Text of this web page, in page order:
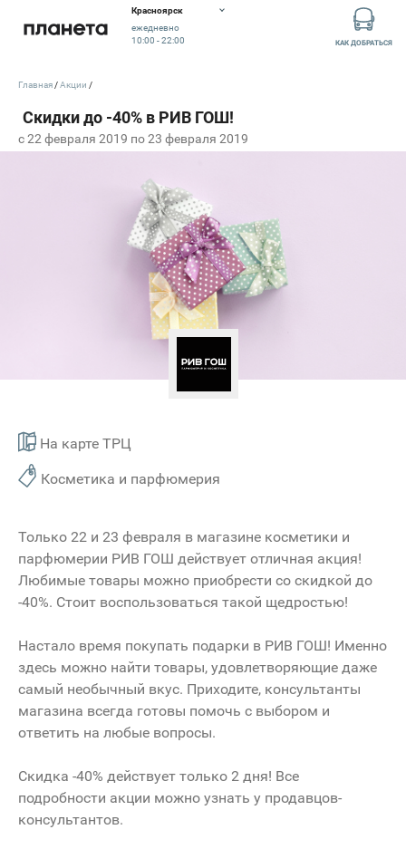
Красноярск
ежедневно
10:00 - 22:00
КАК ДОБРАТЬСЯ
c 22 февраля 2019 по 23 февраля 2019
На карте ТРЦ
Косметика и парфюмерия
Главная Акции
Только 22 и 23 февраля в магазине косметики и
парфюмерии РИВ ГОШ действует отличная акция!
Любимые товары можно приобрести со скидкой до
-40%. Стоит воспользоваться такой щедростью!
Настало время покупать подарки в РИВ ГОШ! Именно
здесь можно найти товары, удовлетворяющие даже
самый необычный вкус. Приходите, консультанты
магазина всегда готовы помочь с выбором и
ответить на любые вопросы.
Скидка -40% действует только 2 дня! Все
подробности акции можно узнать у продавцов-
консультантов.